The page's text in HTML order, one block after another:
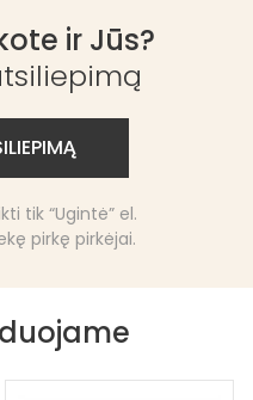
ir Jūs?
tik “Ugintė” el.
pirkę pirkėjai.